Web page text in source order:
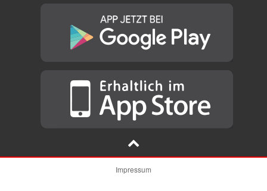
Impressum